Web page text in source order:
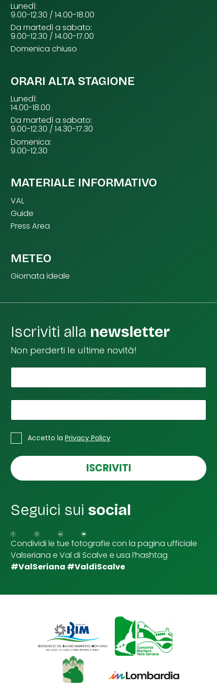
Lunedì:
9.00-12.30 / 14.00-18.00
Da martedì a sabato:
9.00-12.30 / 14.00-17.00
Domenica chiuso
ORARI ALTA STAGIONE
Lunedì:
14.00-18.00
Da martedì a sabato:
9.00-12.30 / 14.30-17.30
Domenica:
9.00-12.30
MATERIALE INFORMATIVO
VAL
Guide
Press Area
METEO
Giornata ideale
Iscriviti alla newsletter
Non perderti le ultime novità!
L
a
l
C
a
e
l
i
u
n
t
a
* Accetto la Privacy Policy
ISCRIVITI
Seguici suisocial
Condividi le tue fotografie con la pagina ufficiale
Valseriana e Val di Scalve e usa l’hashtag
#ValSeriana #ValdiScalve